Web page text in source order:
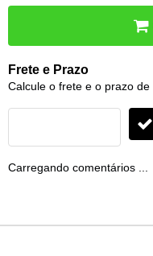
Frete e Prazo
Calcule o frete e o prazo
Carregando comentários ...